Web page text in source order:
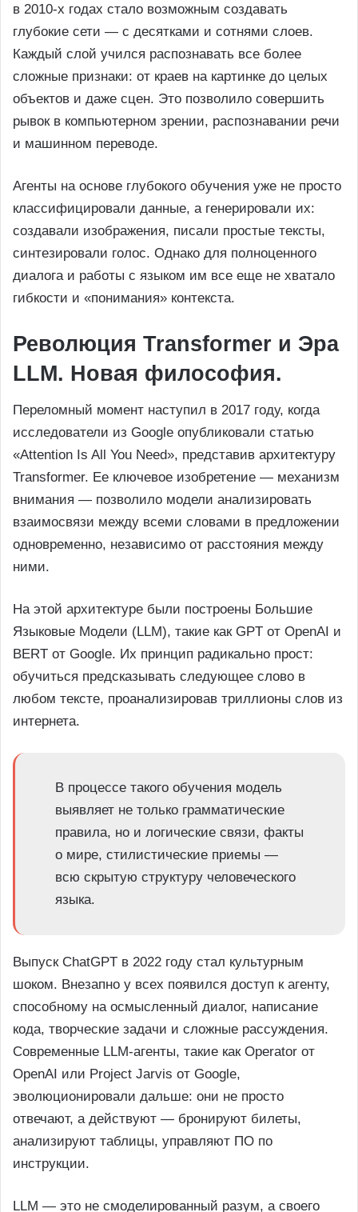
в 2010-х годах стало возможным создавать
глубокие сети — с десятками и сотнями слоев.
Каждый слой учился распознавать все более
сложные признаки: от краев на картинке до целых
объектов и даже сцен. Это позволило совершить
рывок в компьютерном зрении, распознавании речи
и машинном переводе.
Агенты на основе глубокого обучения уже не просто
классифицировали данные, а генерировали их:
создавали изображения, писали простые тексты,
синтезировали голос. Однако для полноценного
диалога и работы с языком им все еще не хватало
гибкости и «понимания» контекста.
Революция Transformer и Эра
LLM. Новая философия.
Переломный момент наступил в 2017 году, когда
исследователи из Google опубликовали статью
«Attention Is All You Need», представив архитектуру
Transformer. Ее ключевое изобретение — механизм
внимания — позволило модели анализировать
взаимосвязи между всеми словами в предложении
одновременно, независимо от расстояния между
ними.
На этой архитектуре были построены Большие
Языковые Модели (LLM), такие как GPT от OpenAI и
BERT от Google. Их принцип радикально прост:
обучиться предсказывать следующее слово в
любом тексте, проанализировав триллионы слов из
интернета.
В процессе такого обучения модель
выявляет не только грамматические
правила, но и логические связи, факты
о мире, стилистические приемы —
всю скрытую структуру человеческого
языка.
Выпуск ChatGPT в 2022 году стал культурным
шоком. Внезапно у всех появился доступ к агенту,
способному на осмысленный диалог, написание
кода, творческие задачи и сложные рассуждения.
Современные LLM-агенты, такие как Operator от
OpenAI или Project Jarvis от Google,
эволюционировали дальше: они не просто
отвечают, а действуют — бронируют билеты,
анализируют таблицы, управляют ПО по
инструкции.
LLM — это не смоделированный разум, а своего